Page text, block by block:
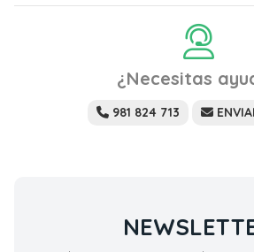
¿Necesitas
981 824 713